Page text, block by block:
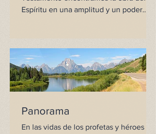
Espíritu en una amplitud y un poder
Panorama
En las vidas de los profetas y héroes del